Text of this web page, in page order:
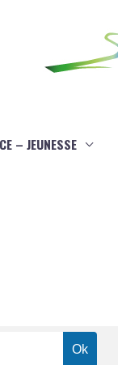
– JEUNESSE